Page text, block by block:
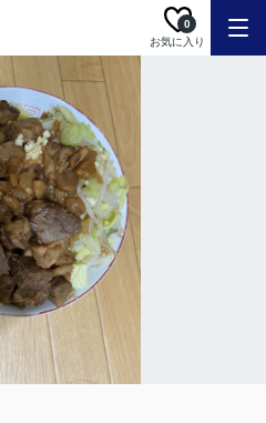
お気に入り
0